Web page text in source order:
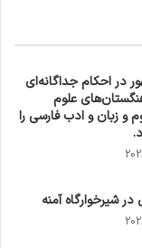
در احکام جداگانه‌ای
علوم
و زبان و ادب فارسی را
شیرخوارگاه آمنه